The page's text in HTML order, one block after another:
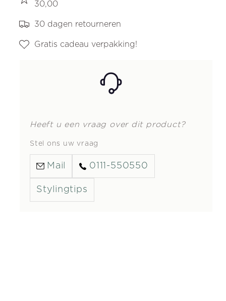
30,00
30 dagen retourneren
Gratis cadeau verpakking!
Heeft u een vraag over dit product?
Stel ons uw vraag
Mail 0111-550550
Stylingtips